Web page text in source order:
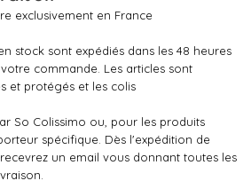
exclusivement en France
stock sont expédiés dans les 48 heures
commande. Les articles sont
et protégés et les colis
So Colissimo ou, pour les produits
spécifique. Dès l'expédition de
un email vous donnant toutes les